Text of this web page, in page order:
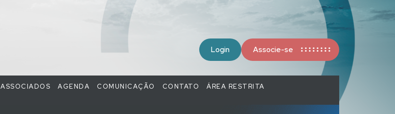
Login Associe-se
ASSOCIADOS AGENDA COMUNICAÇÃO CONTATO ÁREA RESTRITA